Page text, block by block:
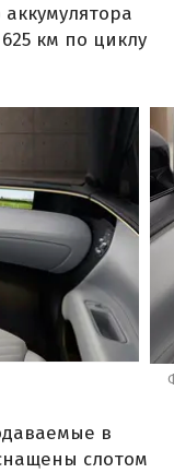
625 км по циклу
в
слотом